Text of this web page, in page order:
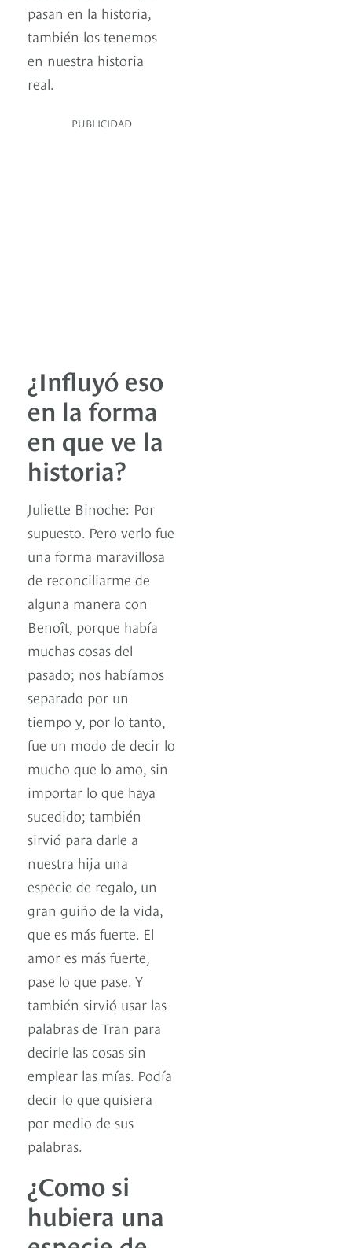
pasan en la historia,
también los tenemos
en nuestra historia
real.
PUBLICIDAD
¿Influyó eso
en la forma
en que ve la
historia?
Juliette Binoche: Por
supuesto. Pero verlo fue
una forma maravillosa
de reconciliarme de
alguna manera con
Benoît, porque había
muchas cosas del
pasado; nos habíamos
separado por un
tiempo y, por lo tanto,
fue un modo de decir lo
mucho que lo amo, sin
importar lo que haya
sucedido; también
sirvió para darle a
nuestra hija una
especie de regalo, un
gran guiño de la vida,
que es más fuerte. El
amor es más fuerte,
pase lo que pase. Y
también sirvió usar las
palabras de Tran para
decirle las cosas sin
emplear las mías. Podía
decir lo que quisiera
por medio de sus
palabras.
¿Como si
hubiera una